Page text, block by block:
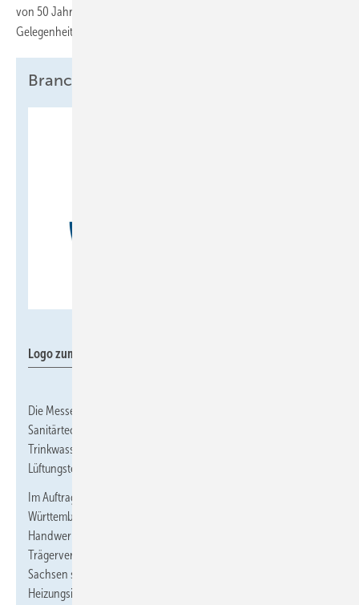
von 50 Jahren Branchenentwicklung, sondern auch eine
Gelegenheit, die Zukunft der SHK-Branche aktiv mitzugestalten.
Branchenevent mit Tradition
Logo zum Jubiläum
Die Messe präsentiert das gesamte Branchenspektrum: von
Sanitärtechnik und erneuerbaren Energien über
Trinkwasserbehandlung, Gebäudeautomation sowie Klima- und
Lüftungstechnik bis hin zu nachhaltigen Installationslösungen.
Im Auftrag der Fachverbände SHK Bayern und Baden-
Württemberg organisiert die GHM Gesellschaft für
Handwerksmessen mbH die Veranstaltung. Weitere
Trägerverbände sind die Fachverbände SHK Thüringen und
Sachsen sowie der Bundesverband der Deutschen
Heizungsindustrie e. V. (BDH). Der Fachverband SHK Sachsen-